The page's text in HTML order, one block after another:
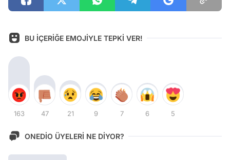
BU İÇERİĞE EMOJİYLE TEPKİ VER!
163 47 21 9 7 6 5
ONEDİO ÜYELERİ NE DİYOR?